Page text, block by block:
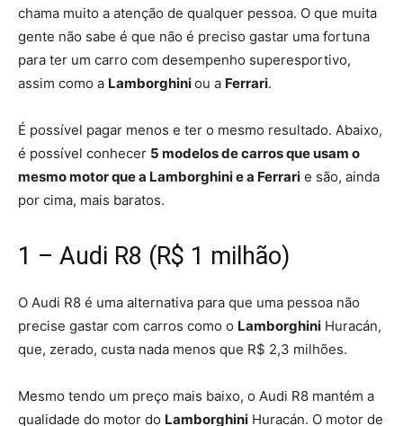
chama muito a atenção de qualquer pessoa. O que muita
gente não sabe é que não é preciso gastar uma fortuna
para ter um carro com desempenho superesportivo,
assim como a Lamborghiniou a Ferrari.
É possível pagar menos e ter o mesmo resultado. Abaixo,
é possível conhecer 5 modelos de carros que usam o
mesmo motor que a Lamborghini e a Ferrari e são, ainda
por cima, mais baratos.
1 – Audi R8 (R$ 1 milhão)
O Audi R8 é uma alternativa para que uma pessoa não
precise gastar com carros como o Lamborghini Huracán,
que, zerado, custa nada menos que R$ 2,3 milhões.
Mesmo tendo um preço mais baixo, o Audi R8 mantém a
qualidade do motor do Lamborghini Huracán. O motor de